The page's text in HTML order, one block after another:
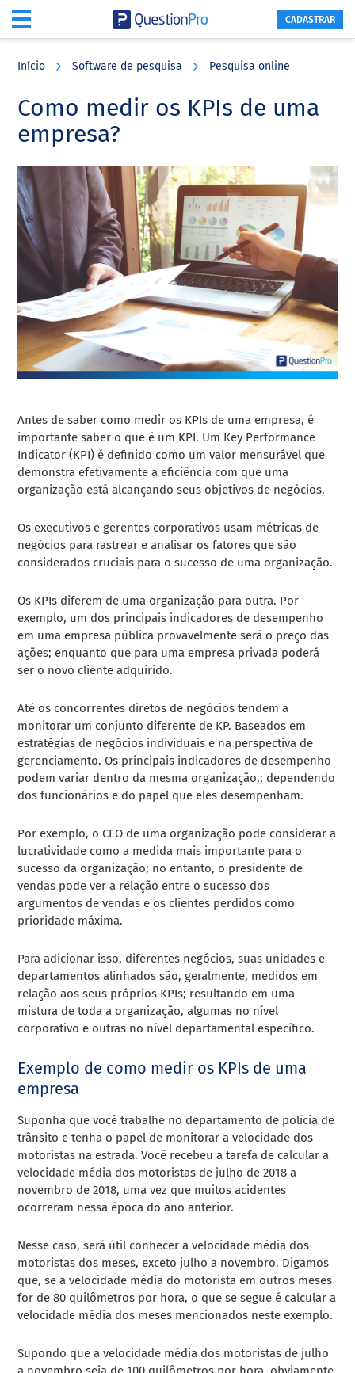
content
sidebar
CADASTRAR
Início Software de pesquisa Pesquisa online
Como medir os KPIs de uma
empresa?
Antes de saber como medir os KPIs de uma empresa, é
importante saber o que é um KPI. Um Key Performance
Indicator (KPI) é definido como um valor mensurável que
demonstra efetivamente a eficiência com que uma
organização está alcançando seus objetivos de negócios.
Os executivos e gerentes corporativos usam métricas de
negócios para rastrear e analisar os fatores que são
considerados cruciais para o sucesso de uma organização.
Os KPIs diferem de uma organização para outra. Por
exemplo, um dos principais indicadores de desempenho
em uma empresa pública provavelmente será o preço das
ações; enquanto que para uma empresa privada poderá
ser o novo cliente adquirido.
Até os concorrentes diretos de negócios tendem a
monitorar um conjunto diferente de KP. Baseados em
estratégias de negócios individuais e na perspectiva de
gerenciamento. Os principais indicadores de desempenho
podem variar dentro da mesma organização,; dependendo
dos funcionários e do papel que eles desempenham.
Por exemplo, o CEO de uma organização pode considerar a
lucratividade como a medida mais importante para o
sucesso da organização; no entanto, o presidente de
vendas pode ver a relação entre o sucesso dos
argumentos de vendas e os clientes perdidos como
prioridade máxima.
Para adicionar isso, diferentes negócios, suas unidades e
departamentos alinhados são, geralmente, medidos em
relação aos seus próprios KPIs; resultando em uma
mistura de toda a organização, algumas no nível
corporativo e outras no nível departamental específico.
Exemplo de como medir os KPIs de uma
empresa
Suponha que você trabalhe no departamento de polícia de
trânsito e tenha o papel de monitorar a velocidade dos
motoristas na estrada. Você recebeu a tarefa de calcular a
velocidade média dos motoristas de julho de 2018 a
novembro de 2018, uma vez que muitos acidentes
ocorreram nessa época do ano anterior.
Nesse caso, será útil conhecer a velocidade média dos
motoristas dos meses, exceto julho a novembro. Digamos
que, se a velocidade média do motorista em outros meses
for de 80 quilômetros por hora, o que se segue é calcular a
velocidade média dos meses mencionados neste exemplo.
Supondo que a velocidade média dos motoristas de julho